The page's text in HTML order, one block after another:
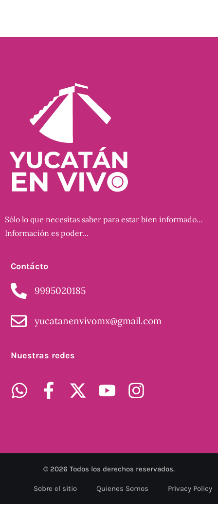
Sólo lo que necesitas saber para estar bien informado…
Información es poder…
Contácto
9995020185
yucatanenvivomx@gmail.com
Nuestras redes
© 2026 Todos los derechos reservados.
Sobre el sitio Quienes Somos Privacy Policy